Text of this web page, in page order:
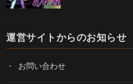
運営サイトからのお知らせ
お問い合わせ